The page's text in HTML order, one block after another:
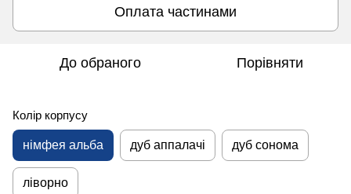
Оплата частинами
До обраного Порівняти
Колір корпусу
німфея альба дуб аппалачі дуб сонома
ліворно